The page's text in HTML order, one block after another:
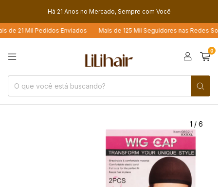
Há 21 Anos no Mercado, Sempre com Você
21 Mil Pedidos Enviados Mais de 125 Mil Seguidores nas Redes
0
1 / 6